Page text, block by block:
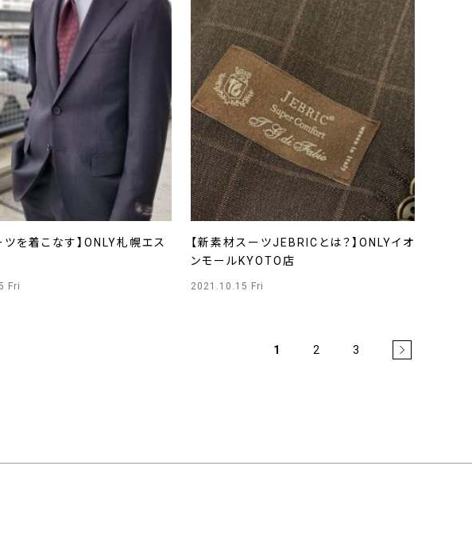
ツを着こなす】ONLY札幌エス
Fri
【新素材スーツJEBRICとは？】ONLYイオ
ンモールKYOTO店
2021.10.15 Fri
1 2 3